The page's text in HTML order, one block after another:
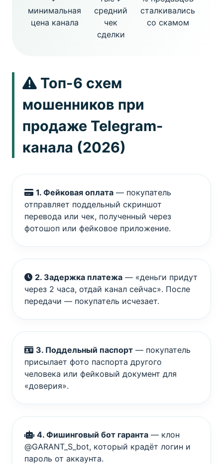
минимальная
цена канала
средний
чек
сделки
сталкивались
со скамом
Топ-6 схем
мошенников при
продаже Telegram-
канала (2026)
1. Фейковая оплата — покупатель
отправляет поддельный скриншот
перевода или чек, полученный через
фотошоп или фейковое приложение.
2. Задержка платежа — «деньги придут
через 2 часа, отдай канал сейчас». После
передачи — покупатель исчезает.
3. Поддельный паспорт — покупатель
присылает фото паспорта другого
человека или фейковый документ для
«доверия».
4. Фишинговый бот гаранта — клон
@GARANT_S_bot, который крадёт логин и
пароль от аккаунта.